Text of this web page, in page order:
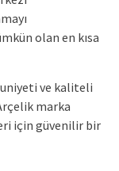
olan en kısa
ve kaliteli
marka
için güvenilir bir